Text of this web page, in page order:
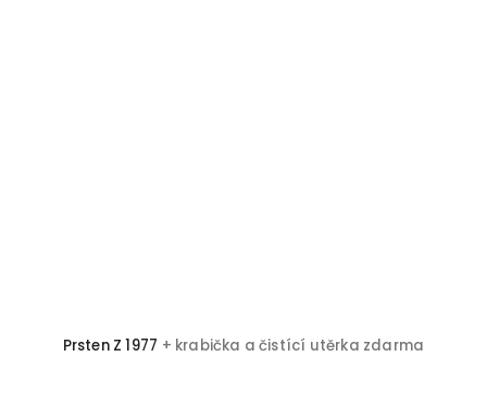
Prsten Z 1977 + krabička a čistící utěrka zdarma